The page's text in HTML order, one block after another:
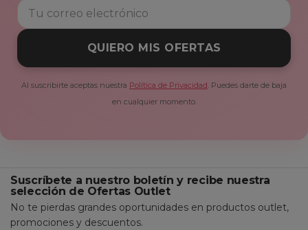
QUIERO MIS OFERTAS
Al suscribirte aceptas nuestra Política de Privacidad. Puedes darte de baja
en cualquier momento.
Suscríbete a nuestro boletín y recibe nuestra
selección de Ofertas Outlet
No te pierdas grandes oportunidades en productos outlet,
promociones y descuentos.